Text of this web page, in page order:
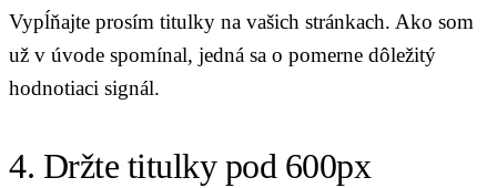
Vypĺňajte prosím titulky na vašich stránkach. Ako som
už v úvode spomínal, jedná sa o pomerne dôležitý
hodnotiaci signál.
4. Držte titulky pod 600px